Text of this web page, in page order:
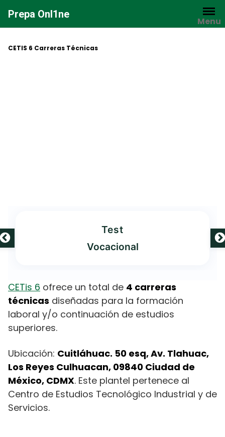
contenido
Prepa Onl1ne
Menu
CETIS 6 Carreras Técnicas
Test
Vocacional
CETis 6 ofrece un total de 4 carreras
técnicas diseñadas para la formación
laboral y/o continuación de estudios
superiores.
Ubicación: Cuitláhuac. 50 esq, Av. Tlahuac,
Los Reyes Culhuacan, 09840 Ciudad de
México, CDMX. Este plantel pertenece al
Centro de Estudios Tecnológico Industrial y de
Servicios.